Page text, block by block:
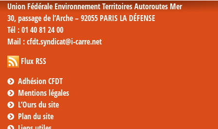
Union Fédérale Environnement Territoires Autoroutes Mer
30, passage de l’Arche – 92055 PARIS LA DÉFENSE
Tél : 01 40 81 24 00
Mail : cfdt.syndicat@i-carre.net
Flux RSS
Adhésion CFDT
Mentions légales
L’Ours du site
Plan du site